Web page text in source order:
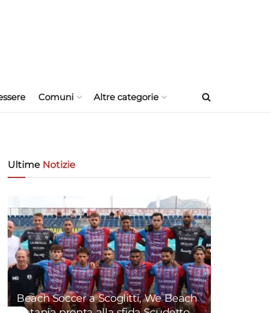
Comuni Altre categorie
Ultime Notizie
Beach Soccer a Scoglitti, We Beach